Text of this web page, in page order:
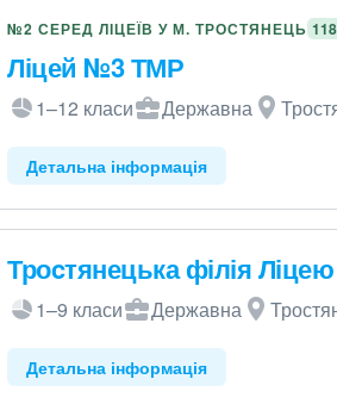
№2 СЕРЕД ЛІЦЕЇВ У М. ТРОСТЯНЕЦЬ
Ліцей №3 ТМР
1–12 класи Державна
Детальна інформація
Троcтянецька філія
1–9 класи Державна
Детальна інформація